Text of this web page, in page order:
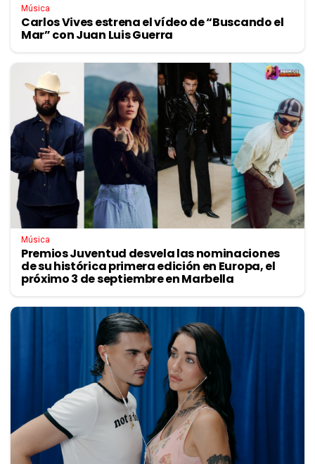
Música
Carlos Vives estrena el vídeo de “Buscando el
Mar” con Juan Luis Guerra
Música
Premios Juventud desvela las nominaciones
de su histórica primera edición en Europa, el
próximo 3 de septiembre en Marbella